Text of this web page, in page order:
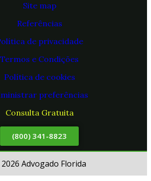
Site map
Referências
de privacidade
Termos e Condições
Política de cookies
preferências
Consulta Gratuita
(800) 341-8823
Advogado Florida